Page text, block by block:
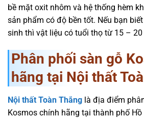
bề mặt oxit nhôm và hệ thống hèm
sản phẩm có độ bền tốt. Nếu bạn
sinh thì vật liệu có tuổi thọ từ 15 – 20
Phân phối sàn gỗ
hãng tại Nội thất
Nội thất Toàn Thắng là địa điểm
Kosmos chính hãng tại thành phố